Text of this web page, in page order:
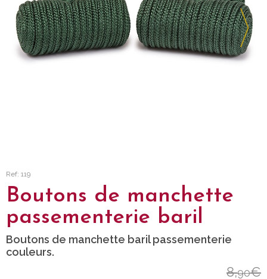
Ref: 119
Boutons de manchette
passementerie baril
Boutons de manchette baril passementerie
couleurs.
8,90€